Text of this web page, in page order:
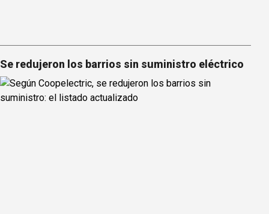
Se redujeron los barrios sin suministro eléctrico